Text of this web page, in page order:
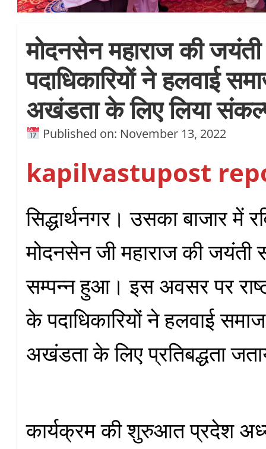
मोदनसेन महाराज की
पदाधिकारियों ने हलवाई
अखंडता के लिए लिया
Published on: November 13, 2022
kapilvastupost
सिद्धार्थनगर। उसका बाजार में
मोदनसेन जी महाराज की जयंती
सम्पन्न हुआ। इस अवसर पर
के पदाधिकारियों ने हलवाई
अखंडता के लिए प्रतिबद्धता
कार्यक्रम की शुरुआत प्रदेश